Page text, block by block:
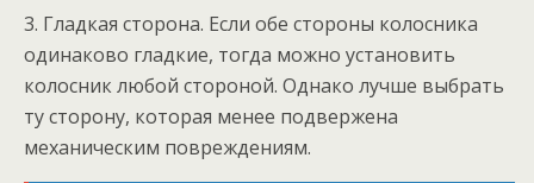
3. Гладкая сторона. Если обе стороны колосника
одинаково гладкие, тогда можно установить
колосник любой стороной. Однако лучше выбрать
ту сторону, которая менее подвержена
механическим повреждениям.